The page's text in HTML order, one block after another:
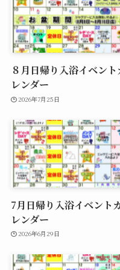
８月日帰り入浴イベント
レンダー
2026年7月25日
7月日帰り入浴イベント
レンダー
2026年6月29日